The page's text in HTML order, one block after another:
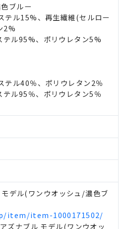
ブルー
テル15%、再生繊維(セルロー
2%
テル95%、ポリウレタン5%
テル40％、ポリウレタン2％
テル95％、ポリウレタン5％
デル(ワンウオッシュ/濃色ブ
item/item-1000171502/
ズナブル モデル(ワンウオッ